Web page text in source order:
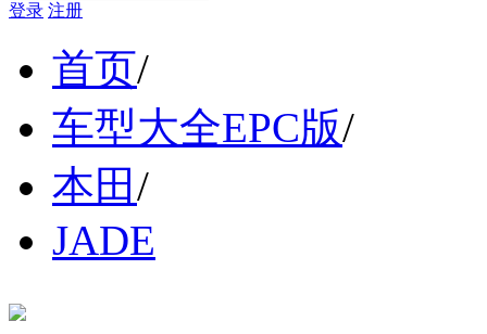
登录 注册
首页/
车型大全EPC版/
本田 /
JADE